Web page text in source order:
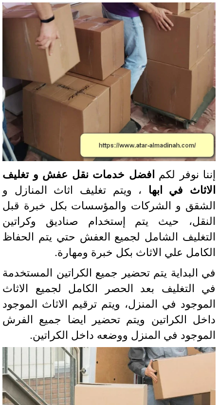
نوفر لكمافضل خدمات نقل عفش و تغليف
في ابها، ويتم تغليف اثاث المنازل و
و الشركات والمؤسسات بكل خبرة قبل
حيث يتم إستخدام صناديق وكراتين
الشامل لجميع العفش حتي يتم الحفاظ
علي الاثاث بكل خبرة ومهارة.
البداية يتم تحضير جميع الكراتين المستخدمة
التغليف بعد الحصر الكامل لجميع الاثاث
في المنزل، ويتم ترقيم الاثاث الموجود
الكراتين ويتم تحضير ايضا جميع الفرش
في المنزل ووضعه داخل الكراتين.